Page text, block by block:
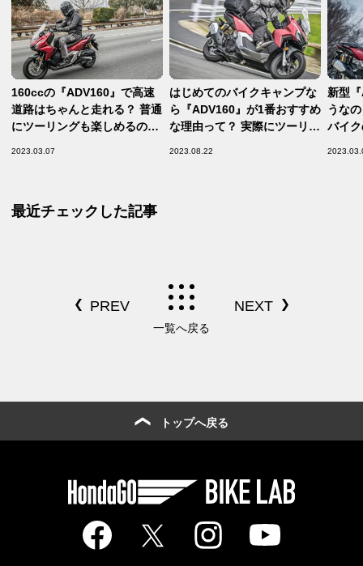
160ccの『ADV160』で高速
道路はちゃんと走れる？ 普通
にツーリングも楽しめるの
2023.03.07
はじめてのバイクキャンプな
ら『ADV160』が1番おすすめ
な理由って？ 実際にツーリン
2023.08.22
新型
うな
バイ
最近チェックした記事
一覧へ戻る
トップへ戻る